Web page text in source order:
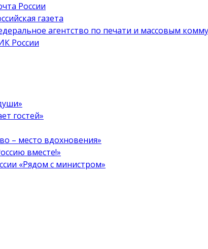
России
газета
агентство по печати и массовым
России
гостей»
– место вдохновения»
вместе!»
«Рядом с министром»